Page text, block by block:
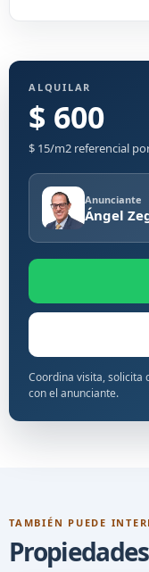
ALQUILAR
$ 600
$ 15/m2 referencial
Anunciante
Ángel
Coordina visita, solicita
con el anunciante.
TAMBIÉN PUEDE